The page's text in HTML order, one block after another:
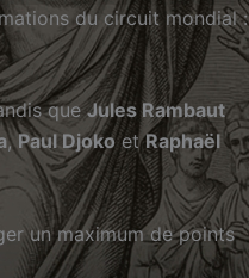
du circuit mondial :
queJules Rambaut
,Paul DjokoetRaphaël
un maximum de points